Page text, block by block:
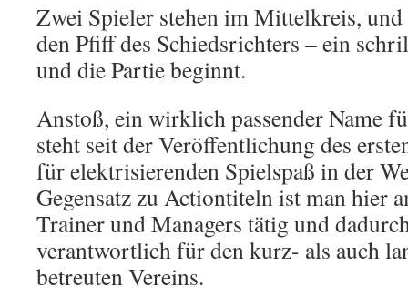
Zwei Spieler stehen im Mittelkreis, und
den Pfiff des Schiedsrichters – ein
und die Partie beginnt.
Anstoß, ein wirklich passender Name
steht seit der Veröffentlichung des
für elektrisierenden Spielspaß in der
Gegensatz zu Actiontiteln ist man hier
Trainer und Managers tätig und
verantwortlich für den kurz- als auch
betreuten Vereins.